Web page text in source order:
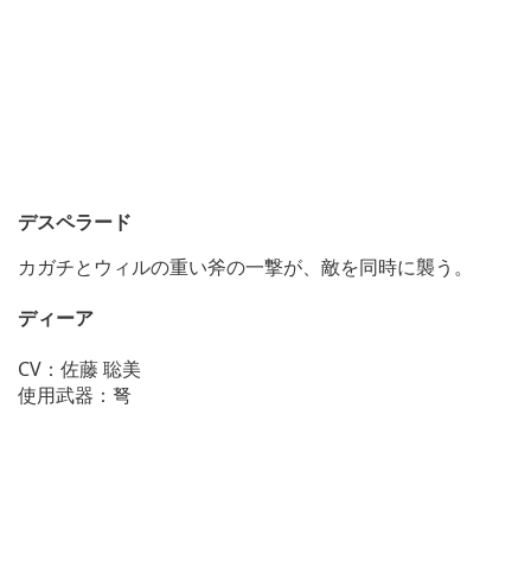
デスペラード
カガチとウィルの重い斧の一撃が、敵を同時に襲う。
ディーア
CV：佐藤 聡美
使用武器：弩